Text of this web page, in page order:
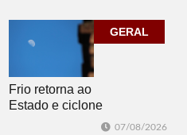
GERAL
Frio retorna ao
Estado e ciclone
07/08/2026